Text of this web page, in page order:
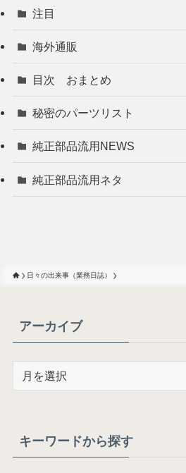
注目
海外通販
目次 おまとめ
秘密のパーツリスト
純正部品流用NEWS
純正部品流用ネタ
日々の出来事（業務日誌）
アーカイブ
ブキーワードから探す